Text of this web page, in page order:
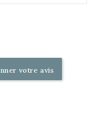
votre avis